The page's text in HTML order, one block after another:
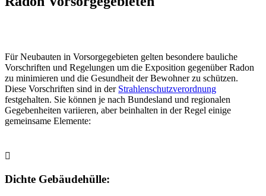
Für Neubauten in Vorsorgegebieten gelten besondere bauliche
Vorschriften und Regelungen um die Exposition gegenüber Radon
zu minimieren und die Gesundheit der Bewohner zu schützen.
Diese Vorschriften sind in der Strahlenschutzverordnung
festgehalten. Sie können je nach Bundesland und regionalen
Gegebenheiten variieren, aber beinhalten in der Regel einige
gemeinsame Elemente:
Dichte Gebäudehülle: